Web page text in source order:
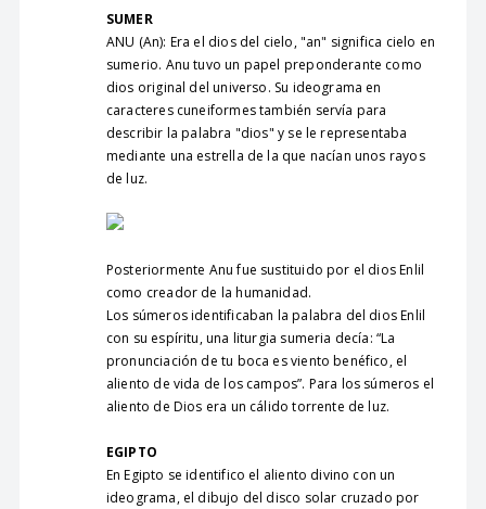
SUMER
ANU (An): Era el dios del cielo, "an" significa cielo en
sumerio. Anu tuvo un papel preponderante como
dios original del universo. Su ideograma en
caracteres cuneiformes también servía para
describir la palabra "dios" y se le representaba
mediante una estrella de la que nacían unos rayos
de luz.
Posteriormente Anu fue sustituido por el dios Enlil
como creador de la humanidad.
Los súmeros identificaban la palabra del dios Enlil
con su espíritu, una liturgia sumeria decía: “La
pronunciación de tu boca es viento benéfico, el
aliento de vida de los campos”. Para los súmeros el
aliento de Dios era un cálido torrente de luz.
EGIPTO
En Egipto se identifico el aliento divino con un
ideograma, el dibujo del disco solar cruzado por